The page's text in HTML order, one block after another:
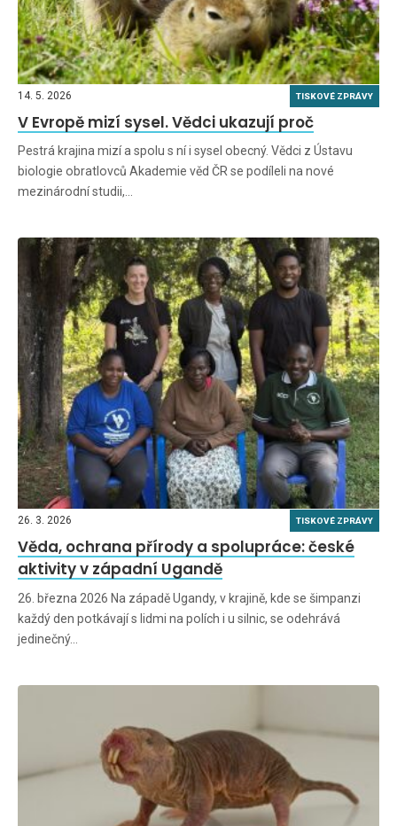
14. 5. 2026 TISKOVÉ ZPRÁVY
V Evropě mizí sysel. Vědci ukazují proč
Pestrá krajina mizí a spolu s ní i sysel obecný. Vědci z Ústavu
biologie obratlovců Akademie věd ČR se podíleli na nové
mezinárodní studii,…
26. 3. 2026 TISKOVÉ ZPRÁVY
Věda, ochrana přírody a spolupráce: české
aktivity v západní Ugandě
26. března 2026 Na západě Ugandy, v krajině, kde se šimpanzi
každý den potkávají s lidmi na polích i u silnic, se odehrává
jedinečný…